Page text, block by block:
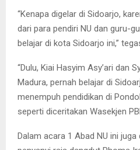
“Kenapa digelar di Sidoarjo,
dari para pendiri NU dan guru-
belajar di kota Sidoarjo ini,”
“Dulu, Kiai Hasyim Asy’ari dan
Madura, pernah belajar di
menempuh pendidikan di
seperti diceritakan Wasekjen
Dalam acara 1 Abad NU ini